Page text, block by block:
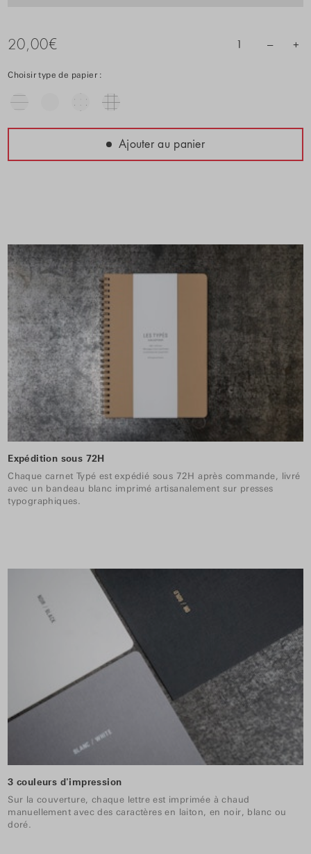
20,00€ 1 – +
Choisir type de papier :
Ajouter au panier
Expédition sous 72H
Chaque carnet Typé est expédié sous 72H après commande, livré
avec un bandeau blanc imprimé artisanalement sur presses
typographiques.
3 couleurs d'impression
Sur la couverture, chaque lettre est imprimée à chaud
manuellement avec des caractères en laiton, en noir, blanc ou
doré.